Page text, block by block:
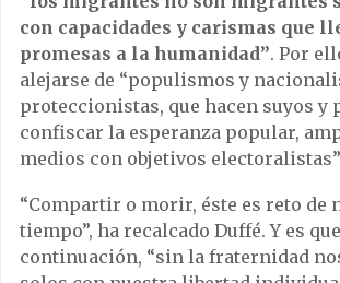
con capacidades y carismas que
promesas a la humanidad”. Por
alejarse de “populismos y
proteccionistas, que hacen suyos y
confiscar la esperanza popular,
medios con objetivos electoralistas”
“Compartir o morir, éste es reto de
tiempo”, ha recalcado Duffé. Y es
continuación, “sin la fraternidad